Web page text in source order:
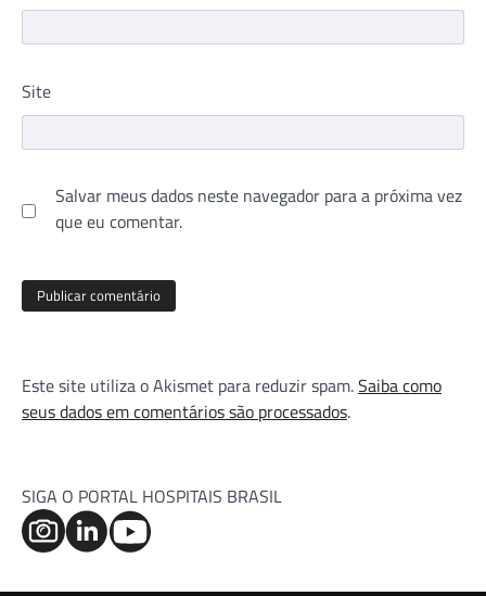
Site
Salvar meus dados neste navegador para a próxima vez
que eu comentar.
Este site utiliza o Akismet para reduzir spam.Saiba como
seus dados em comentários são processados.
SIGA O PORTAL HOSPITAIS BRASIL